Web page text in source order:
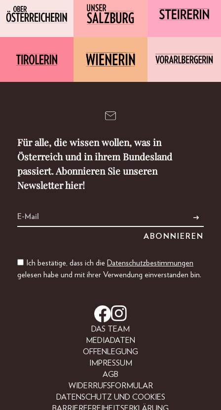
Für alle, die wissen wollen, was in
Österreich und in ihrem Bundesland
passiert. Abonnieren Sie unseren
Newsletter hier!
Ich bestätige, dass ich die Datenschutzbestimmungen
gelesen habe und mit ihrer Verwendung einverstanden bin.
DAS TEAM
MEDIADATEN
OFFENLEGUNG
IMPRESSUM
AGB
WIDERRUFSFORMULAR
DATENSCHUTZ UND COOKIES
BARRIEREFREIHEITSERKLÄRUNG